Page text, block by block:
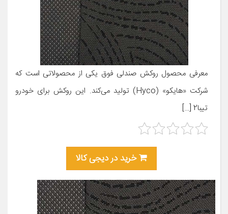
معرفی محصول روکش صندلی فوق یکی از محصولاتی است که
شرکت «هایکو» (Hyco) تولید می‌کند. این روکش برای خودرو
تیبا2 […]
خرید در دیجی کالا